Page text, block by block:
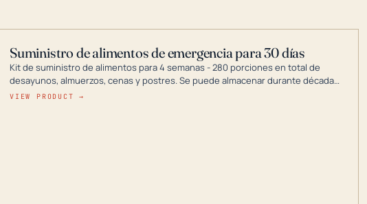
Suministro de alimentos de emergencia para 30 días
Kit de suministro de alimentos para 4 semanas - 280 porciones en total de
desayunos, almuerzos, cenas y postres. Se puede almacenar durante décadas
si se guarda en un lugar seco.
VIEW PRODUCT →